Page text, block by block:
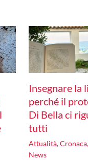
Insegnare la
perché il
Di Bella ci
tutti
Attualità,Cronaca,
News